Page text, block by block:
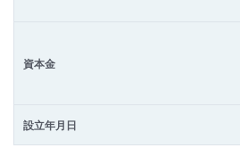
資本金
設立年月日